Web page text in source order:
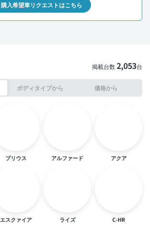
購入希望車リクエストはこちら
掲載台数2,053台
ボディタイプから 価格から
プリウス アルファード アクア
エスクァイア ライズ C-HR